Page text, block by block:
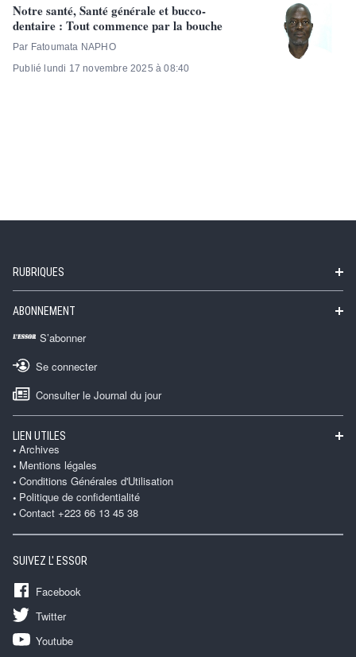
Notre santé, Santé générale et bucco-
dentaire : Tout commence par la bouche
Par Fatoumata NAPHO
Publié lundi 17 novembre 2025 à 08:40
RUBRIQUES
ABONNEMENT
S’abonner
Se connecter
Consulter le Journal du jour
LIEN UTILES
Archives
Mentions légales
Conditions Générales d'Utilisation
Politique de confidentialité
Contact +223 66 13 45 38
SUIVEZ L' ESSOR
Facebook
Twitter
Youtube